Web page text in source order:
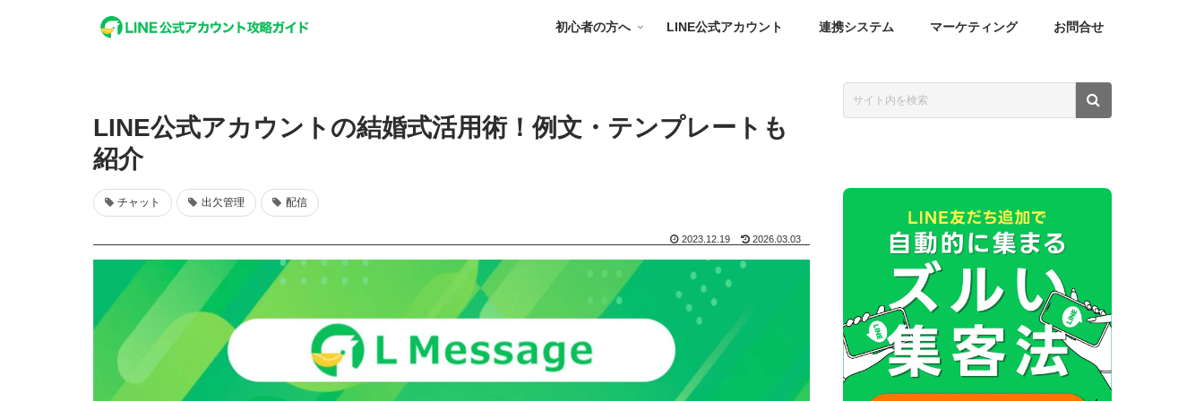
初心者の方へ LINE公式アカウント 連携システム マーケティング お問合せ
LINE公式アカウントの結婚式活用術！例文・テンプレートも
紹介
チャット 出欠管理 配信
2023.12.19 2026.03.03